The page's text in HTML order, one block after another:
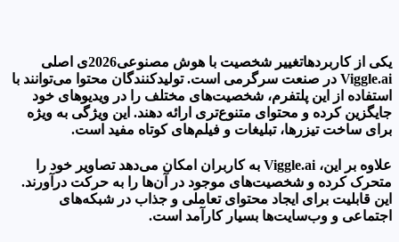
یکی از کاربردهاتغییر شخصیت با هوش مصنوعی2026ی اصلی
Viggle.ai در صنعت سرگرمی است. تولیدکنندگان محتوا می‌توانند با
استفاده از این پلتفرم، شخصیت‌های مختلف را در ویدیوهای خود
جایگزین کرده و محتوای متنوع‌تری ارائه دهند. این ویژگی به ویژه
برای ساخت تیزرها، تبلیغات و فیلم‌های کوتاه مفید است.
علاوه بر این، Viggle.ai به کاربران امکان می‌دهد تصاویر خود را
متحرک کرده و شخصیت‌های موجود در آن‌ها را به حرکت درآورند.
این قابلیت برای ایجاد محتوای تعاملی و جذاب در شبکه‌های
اجتماعی و وب‌سایت‌ها بسیار کارآمد است.